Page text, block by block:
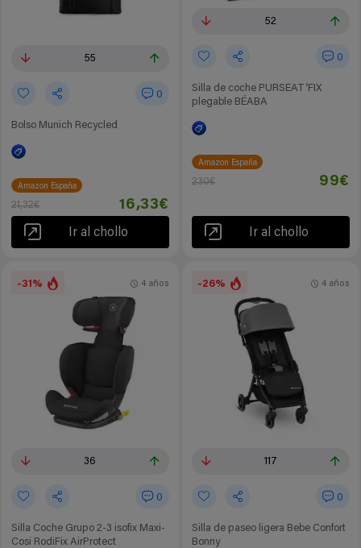
55
0
Bolso Munich Recycled
Amazon España
21,32€ 16,33€
Ir al chollo
52
0
Silla de coche PURSEAT‘FIX
plegable BÉABA
Amazon España
230€ 99€
Ir al chollo
-31%
36
0
Silla Coche Grupo 2-3 isofix Maxi-
Cosi RodiFix AirProtect
4 años -26%
117
0
Silla de paseo ligera Bebe Confort
Bonny
4 años